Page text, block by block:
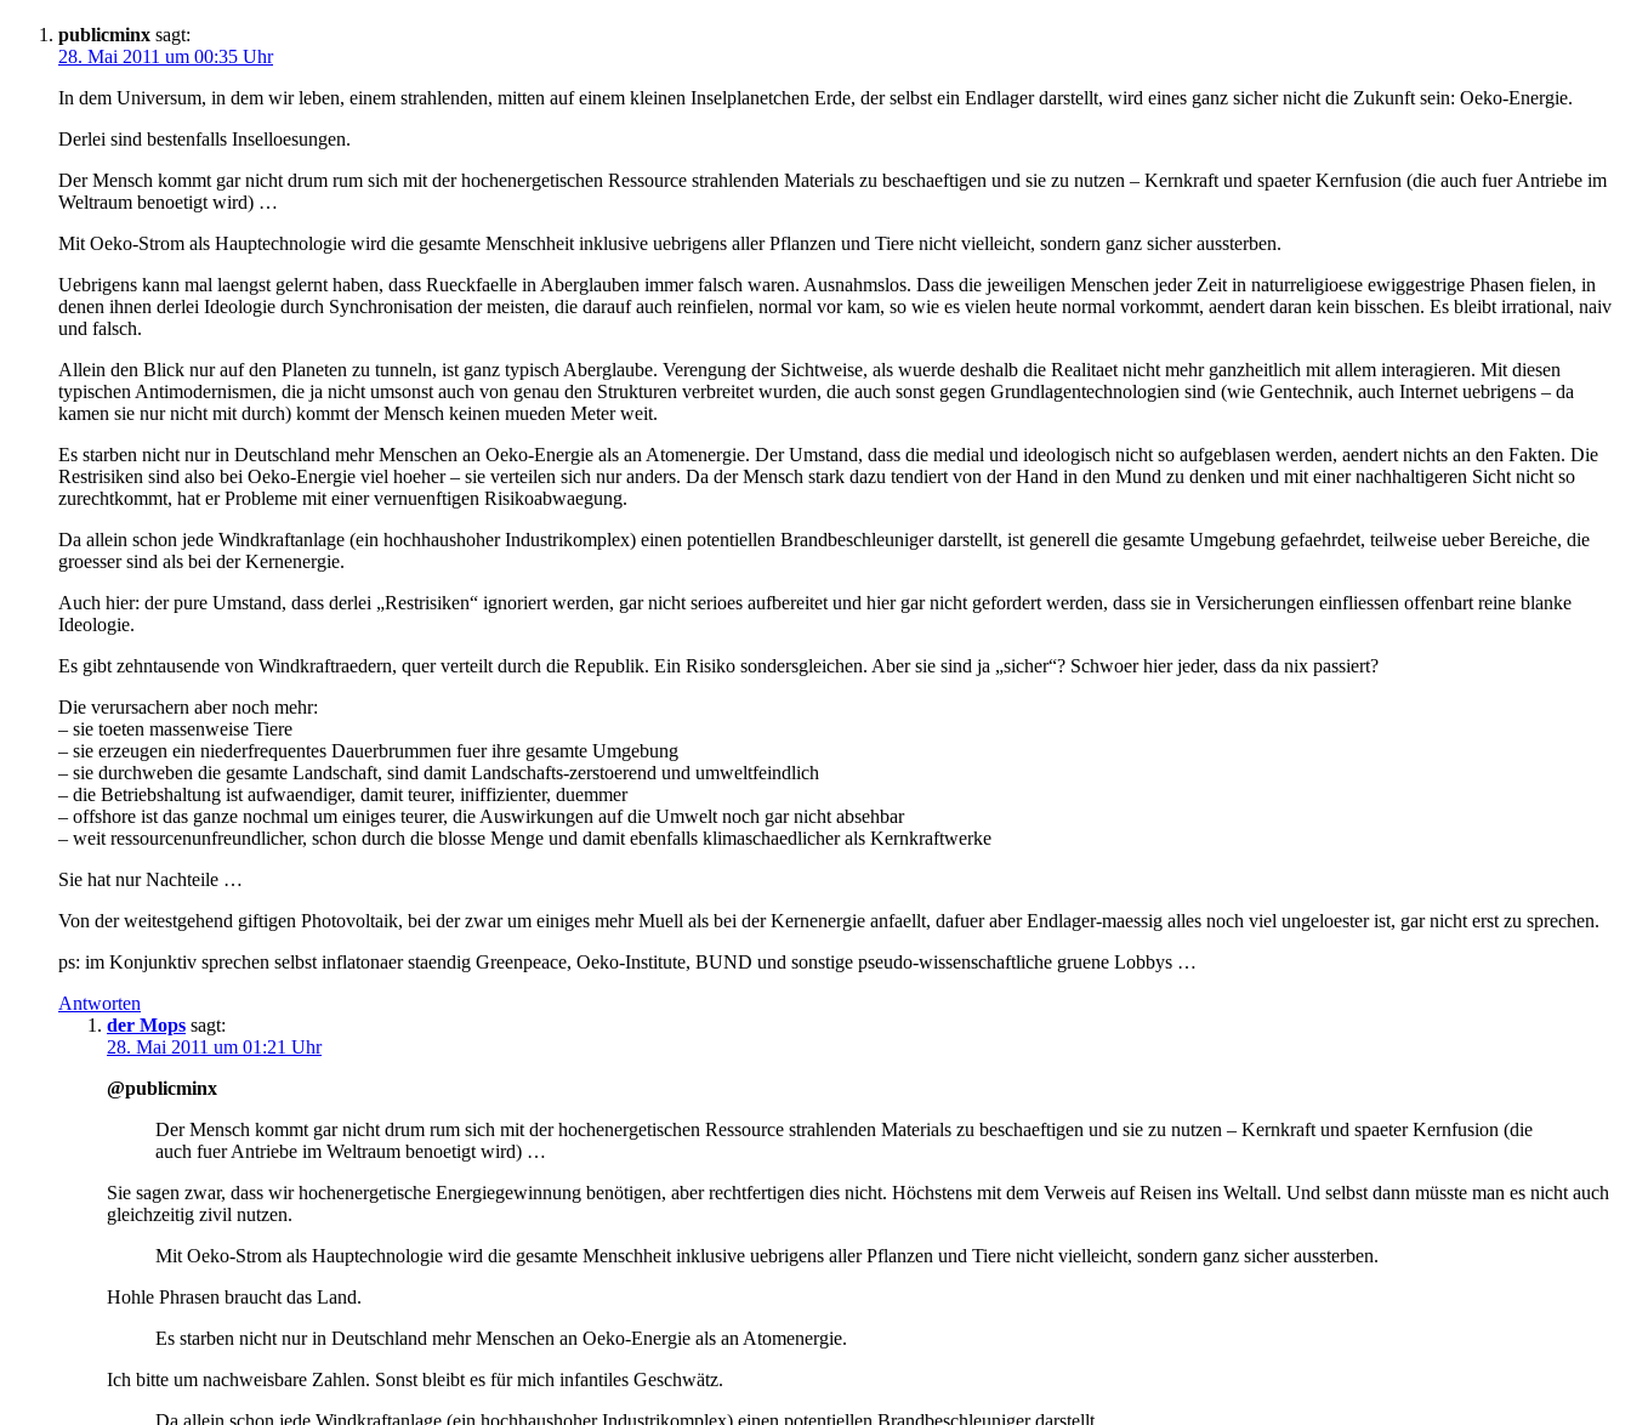
publicminx sagt:
28. Mai 2011 um 00:35 Uhr
In dem Universum, in dem wir leben, einem strahlenden, mitten auf einem kleinen Inselplanetchen Erde, der selbst ein Endlager darstellt, wird eines ganz sicher nicht die Zukunft sein: Oeko-Energie.
Derlei sind bestenfalls Inselloesungen.
Der Mensch kommt gar nicht drum rum sich mit der hochenergetischen Ressource strahlenden Materials zu beschaeftigen und sie zu nutzen – Kernkraft und spaeter Kernfusion (die auch fuer Antriebe im
Weltraum benoetigt wird) …
Mit Oeko-Strom als Hauptechnologie wird die gesamte Menschheit inklusive uebrigens aller Pflanzen und Tiere nicht vielleicht, sondern ganz sicher aussterben.
Uebrigens kann mal laengst gelernt haben, dass Rueckfaelle in Aberglauben immer falsch waren. Ausnahmslos. Dass die jeweiligen Menschen jeder Zeit in naturreligioese ewiggestrige Phasen fielen, in
denen ihnen derlei Ideologie durch Synchronisation der meisten, die darauf auch reinfielen, normal vor kam, so wie es vielen heute normal vorkommt, aendert daran kein bisschen. Es bleibt irrational, naiv
und falsch.
Allein den Blick nur auf den Planeten zu tunneln, ist ganz typisch Aberglaube. Verengung der Sichtweise, als wuerde deshalb die Realitaet nicht mehr ganzheitlich mit allem interagieren. Mit diesen
typischen Antimodernismen, die ja nicht umsonst auch von genau den Strukturen verbreitet wurden, die auch sonst gegen Grundlagentechnologien sind (wie Gentechnik, auch Internet uebrigens – da
kamen sie nur nicht mit durch) kommt der Mensch keinen mueden Meter weit.
Es starben nicht nur in Deutschland mehr Menschen an Oeko-Energie als an Atomenergie. Der Umstand, dass die medial und ideologisch nicht so aufgeblasen werden, aendert nichts an den Fakten. Die
Restrisiken sind also bei Oeko-Energie viel hoeher – sie verteilen sich nur anders. Da der Mensch stark dazu tendiert von der Hand in den Mund zu denken und mit einer nachhaltigeren Sicht nicht so
zurechtkommt, hat er Probleme mit einer vernuenftigen Risikoabwaegung.
Da allein schon jede Windkraftanlage (ein hochhaushoher Industrikomplex) einen potentiellen Brandbeschleuniger darstellt, ist generell die gesamte Umgebung gefaehrdet, teilweise ueber Bereiche, die
groesser sind als bei der Kernenergie.
Auch hier: der pure Umstand, dass derlei „Restrisiken“ ignoriert werden, gar nicht serioes aufbereitet und hier gar nicht gefordert werden, dass sie in Versicherungen einfliessen offenbart reine blanke
Ideologie.
Es gibt zehntausende von Windkraftraedern, quer verteilt durch die Republik. Ein Risiko sondersgleichen. Aber sie sind ja „sicher“? Schwoer hier jeder, dass da nix passiert?
Die verursachern aber noch mehr:
– sie toeten massenweise Tiere
– sie erzeugen ein niederfrequentes Dauerbrummen fuer ihre gesamte Umgebung
– sie durchweben die gesamte Landschaft, sind damit Landschafts-zerstoerend und umweltfeindlich
– die Betriebshaltung ist aufwaendiger, damit teurer, iniffizienter, duemmer
– offshore ist das ganze nochmal um einiges teurer, die Auswirkungen auf die Umwelt noch gar nicht absehbar
– weit ressourcenunfreundlicher, schon durch die blosse Menge und damit ebenfalls klimaschaedlicher als Kernkraftwerke
Sie hat nur Nachteile …
Von der weitestgehend giftigen Photovoltaik, bei der zwar um einiges mehr Muell als bei der Kernenergie anfaellt, dafuer aber Endlager-maessig alles noch viel ungeloester ist, gar nicht erst zu sprechen.
ps: im Konjunktiv sprechen selbst inflatonaer staendig Greenpeace, Oeko-Institute, BUND und sonstige pseudo-wissenschaftliche gruene Lobbys …
Antworten
der Mops sagt:
28. Mai 2011 um 01:21 Uhr
@publicminx
Der Mensch kommt gar nicht drum rum sich mit der hochenergetischen Ressource strahlenden Materials zu beschaeftigen und sie zu nutzen – Kernkraft und spaeter Kernfusion (die
auch fuer Antriebe im Weltraum benoetigt wird) …
Sie sagen zwar, dass wir hochenergetische Energiegewinnung benötigen, aber rechtfertigen dies nicht. Höchstens mit dem Verweis auf Reisen ins Weltall. Und selbst dann müsste man es nicht auch
gleichzeitig zivil nutzen.
Mit Oeko-Strom als Hauptechnologie wird die gesamte Menschheit inklusive uebrigens aller Pflanzen und Tiere nicht vielleicht, sondern ganz sicher aussterben.
Hohle Phrasen braucht das Land.
Es starben nicht nur in Deutschland mehr Menschen an Oeko-Energie als an Atomenergie.
Ich bitte um nachweisbare Zahlen. Sonst bleibt es für mich infantiles Geschwätz.
Da allein schon jede Windkraftanlage (ein hochhaushoher Industrikomplex) einen potentiellen Brandbeschleuniger darstellt, …